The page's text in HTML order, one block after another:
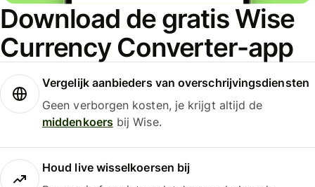
Download de gratis Wise
Currency Converter-app
Vergelijk aanbieders van overschrijvingsdiensten
Geen verborgen kosten, je krijgt altijd de
middenkoersbij Wise.
Houd live wisselkoersen bij